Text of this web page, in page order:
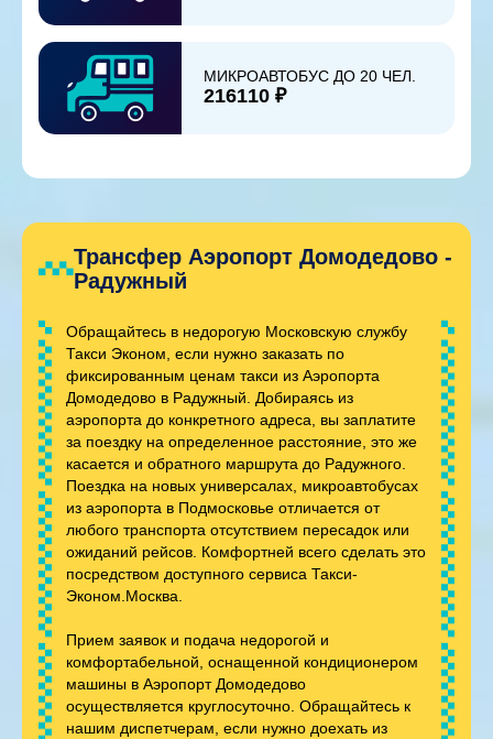
МИКРОАВТОБУС ДО 20 ЧЕЛ.
216110 ₽
Трансфер Аэропорт Домодедово -
Радужный
Обращайтесь в недорогую Московскую службу
Такси Эконом, если нужно заказать по
фиксированным ценам такси из Аэропорта
Домодедово в Радужный. Добираясь из
аэропорта до конкретного адреса, вы заплатите
за поездку на определенное расстояние, это же
касается и обратного маршрута до Радужного.
Поездка на новых универсалах, микроавтобусах
из аэропорта в Подмосковье отличается от
любого транспорта отсутствием пересадок или
ожиданий рейсов. Комфортней всего сделать это
посредством доступного сервиса Такси-
Эконом.Москва.
Прием заявок и подача недорогой и
комфортабельной, оснащенной кондиционером
машины в Аэропорт Домодедово
осуществляется круглосуточно. Обращайтесь к
нашим диспетчерам, если нужно доехать из